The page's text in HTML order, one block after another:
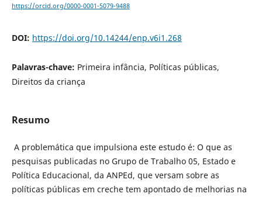
https://orcid.org/0000-0001-5079-9488
DOI: https://doi.org/10.14244/enp.v6i1.268
Palavras-chave: Primeira infância, Políticas públicas,
Direitos da criança
Resumo
A problemática que impulsiona este estudo é: O que as
pesquisas publicadas no Grupo de Trabalho 05, Estado e
Política Educacional, da ANPEd, que versam sobre as
políticas públicas em creche tem apontado de melhorias na